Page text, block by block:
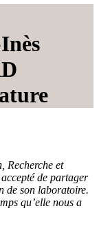
Recherche et
de partager
de son laboratoire.
qu’elle nous a